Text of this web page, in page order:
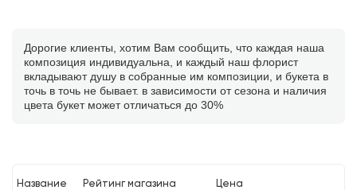
Дорогие клиенты, хотим Вам сообщить, что каждая наша
композиция индивидуальна, и каждый наш флорист
вкладывают душу в собранные им композиции, и букета в
точь в точь не бывает. в зависимости от сезона и наличия
цвета букет может отличаться до 30%
Название Рейтинг магазина Цена